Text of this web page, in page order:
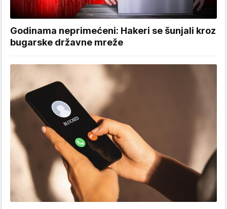
Godinama neprimećeni: Hakeri se šunjali kroz
bugarske državne mreže